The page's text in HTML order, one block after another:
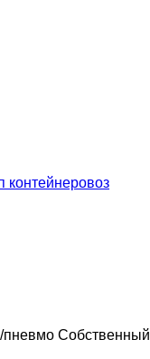
контейнеровоз
пневмо Собственный